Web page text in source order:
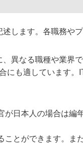
します。各職務や
異なる職種や業界
も適しています
日本人の場合は編
とができます。ま